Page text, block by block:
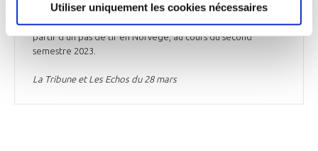
Utiliser uniquement les cookies nécessaires
prévoit le premier vol de son lanceur Spectrum, conçu pour
placer en orbite des satellites de petite et moyenne taille à
partir d'un pas de tir en Norvège, au cours du second
semestre 2023.
La Tribune et Les Echos du 28 mars